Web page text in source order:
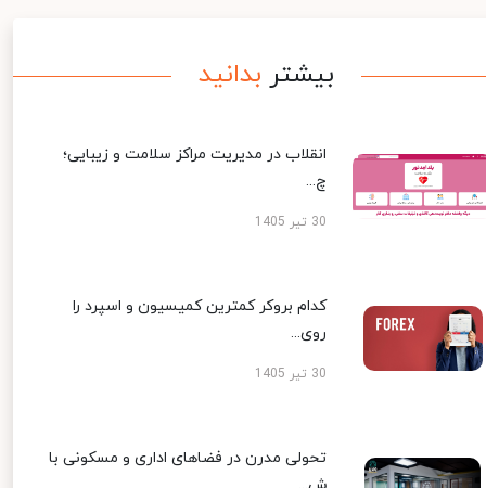
بیشتر بدانید
انقلاب در مدیریت مراکز سلامت و زیبایی؛
چ...
30 تیر 1405
کدام بروکر کمترین کمیسیون و اسپرد را
روی...
30 تیر 1405
تحولی مدرن در فضاهای اداری و مسکونی با